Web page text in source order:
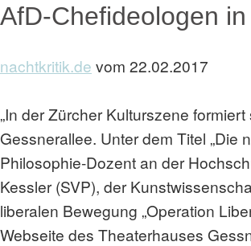
AfD-Chefideologen
nachtkritik.de vom 22.02.2017
„In der Zürcher Kulturszene
Gessnerallee. Unter dem Titel „Die
Philosophie-Dozent an der
Kessler (SVP), der
liberalen Bewegung „Operation
Webseite des Theaterhauses